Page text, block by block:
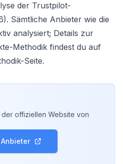
der Trustpilot-
Sämtliche Anbieter wie die
analysiert; Details zur
Methodik findest du auf
Seite.
offiziellen Website von
Anbieter